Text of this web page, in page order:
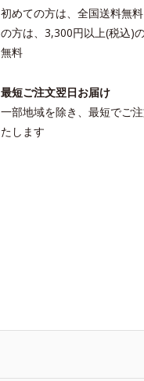
初めての方は、全国送料無
の方は、3,300円以上(税込)
無料
最短ご注文翌日お届け
一部地域を除き、最短でご
たします